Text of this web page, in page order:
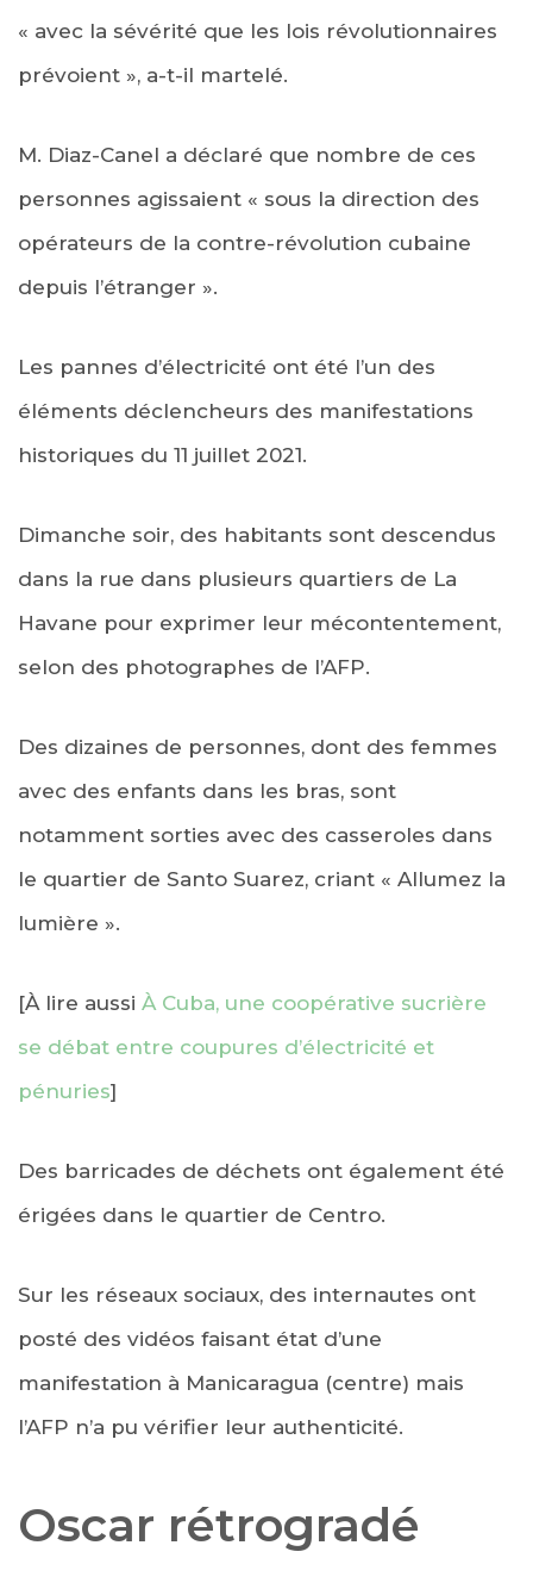
« avec la sévérité que les lois révolutionnaires
prévoient », a-t-il martelé.
M. Diaz-Canel a déclaré que nombre de ces
personnes agissaient « sous la direction des
opérateurs de la contre-révolution cubaine
depuis l’étranger ».
Les pannes d’électricité ont été l’un des
éléments déclencheurs des manifestations
historiques du 11 juillet 2021.
Dimanche soir, des habitants sont descendus
dans la rue dans plusieurs quartiers de La
Havane pour exprimer leur mécontentement,
selon des photographes de l’AFP.
Des dizaines de personnes, dont des femmes
avec des enfants dans les bras, sont
notamment sorties avec des casseroles dans
le quartier de Santo Suarez, criant « Allumez la
lumière ».
[À lire aussi À Cuba, une coopérative sucrière
se débat entre coupures d’électricité et
pénuries]
Des barricades de déchets ont également été
érigées dans le quartier de Centro.
Sur les réseaux sociaux, des internautes ont
posté des vidéos faisant état d’une
manifestation à Manicaragua (centre) mais
l’AFP n’a pu vérifier leur authenticité.
Oscar rétrogradé